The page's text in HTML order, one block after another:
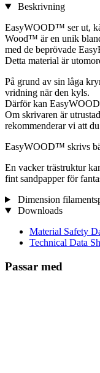
Beskrivning
EasyWOOD™ ser ut,
Wood™ är en unik
med de beprövade
Detta material är
På grund av sin låga
vridning när den kyls.
Därför kan
Om skrivaren är
rekommenderar vi att
EasyWOOD™ skrivs
En vacker trästruktur
fint sandpapper för
Dimension
Downloads
Material Safety
Technical Data
Passar med